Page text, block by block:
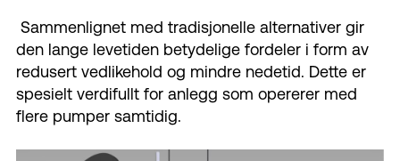
Sammenlignet med tradisjonelle alternativer gir
den lange levetiden betydelige fordeler i form av
redusert vedlikehold og mindre nedetid. Dette er
spesielt verdifullt for anlegg som opererer med
flere pumper samtidig.